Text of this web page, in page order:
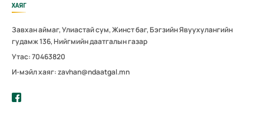
ХАЯГ
Завхан аймаг, Улиастай сум, Жинст баг, Бэгзийн Явуухулангийн
гудамж 136, Нийгмийн даатгалын газар
Утас: 70463820
И-мэйл хаяг: zavhan@ndaatgal.mn